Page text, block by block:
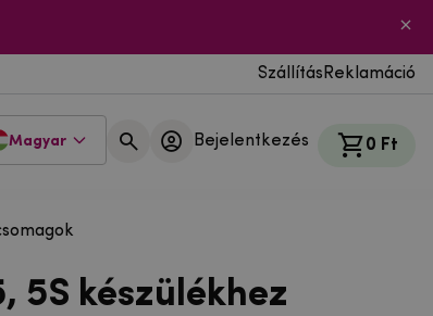
Szállítás Reklamáció
Magyar Bejelentkezés 0 Ft
5S készülékhez